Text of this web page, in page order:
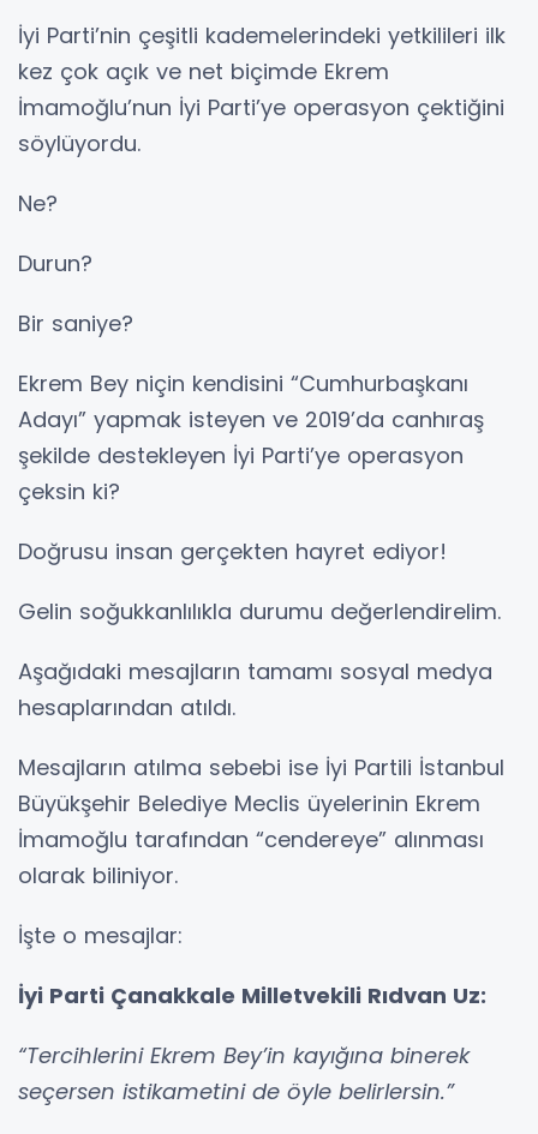
İyi Parti’nin çeşitli kademelerindeki yetkilileri ilk
kez çok açık ve net biçimde Ekrem
İmamoğlu’nun İyi Parti’ye operasyon çektiğini
söylüyordu.
Ne?
Durun?
Bir saniye?
Ekrem Bey niçin kendisini “Cumhurbaşkanı
Adayı” yapmak isteyen ve 2019’da canhıraş
şekilde destekleyen İyi Parti’ye operasyon
çeksin ki?
Doğrusu insan gerçekten hayret ediyor!
Gelin soğukkanlılıkla durumu değerlendirelim.
Aşağıdaki mesajların tamamı sosyal medya
hesaplarından atıldı.
Mesajların atılma sebebi ise İyi Partili İstanbul
Büyükşehir Belediye Meclis üyelerinin Ekrem
İmamoğlu tarafından “cendereye” alınması
olarak biliniyor.
İşte o mesajlar:
İyi Parti Çanakkale Milletvekili Rıdvan Uz:
“Tercihlerini Ekrem Bey’in kayığına binerek
seçersen istikametini de öyle belirlersin.”